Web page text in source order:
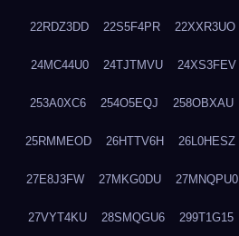
22RDZ3DD 22S5F4PR 22XXR3UO
24MC44U0 24TJTMVU 24XS3FEV
253A0XC6 254O5EQJ 258OBXAU
25RMMEOD 26HTTV6H 26L0HESZ
27E8J3FW 27MKG0DU 27MNQPU0
27VYT4KU 28SMQGU6 299T1G15